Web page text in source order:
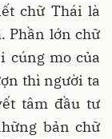
chữ Thái là
Phần lớn chữ
cúng mo của
thì người ta
tâm đầu tư
bản chữ